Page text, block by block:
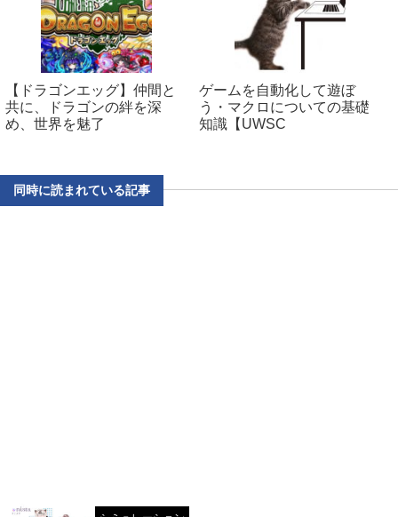
【ドラゴンエッグ】仲間と
共に、ドラゴンの絆を深
め、世界を魅了
ゲームを自動化して遊ぼ
う・マクロについての基礎
知識【UWSC
同時に読まれている記事